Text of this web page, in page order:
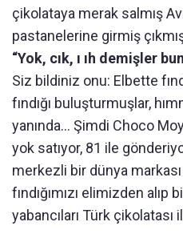
çikolataya merak salmış
pastanelerine girmiş
“Yok, cık, ı ıh demişler
Siz bildiniz onu: Elbette
fındığı buluşturmuşlar,
yanında... Şimdi Choco
yok satıyor, 81 ile
merkezli bir dünya
fındığımızı elimizden
yabancıları Türk çikolatası